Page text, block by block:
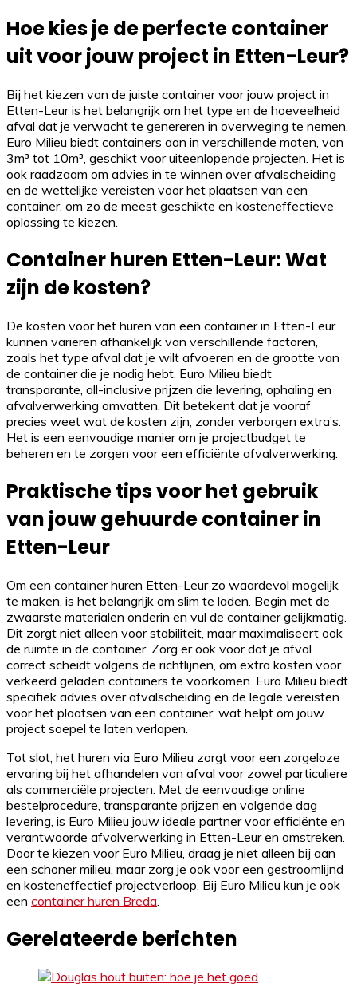
Hoe kies je de perfecte container
uit voor jouw project in Etten-Leur?
Bij het kiezen van de juiste container voor jouw project in
Etten-Leur is het belangrijk om het type en de hoeveelheid
afval dat je verwacht te genereren in overweging te nemen.
Euro Milieu biedt containers aan in verschillende maten, van
3m³ tot 10m³, geschikt voor uiteenlopende projecten. Het is
ook raadzaam om advies in te winnen over afvalscheiding
en de wettelijke vereisten voor het plaatsen van een
container, om zo de meest geschikte en kosteneffectieve
oplossing te kiezen.
Container huren Etten-Leur: Wat
zijn de kosten?
De kosten voor het huren van een container in Etten-Leur
kunnen variëren afhankelijk van verschillende factoren,
zoals het type afval dat je wilt afvoeren en de grootte van
de container die je nodig hebt. Euro Milieu biedt
transparante, all-inclusive prijzen die levering, ophaling en
afvalverwerking omvatten. Dit betekent dat je vooraf
precies weet wat de kosten zijn, zonder verborgen extra’s.
Het is een eenvoudige manier om je projectbudget te
beheren en te zorgen voor een efficiënte afvalverwerking.
Praktische tips voor het gebruik
van jouw gehuurde container in
Etten-Leur
Om een container huren Etten-Leur zo waardevol mogelijk
te maken, is het belangrijk om slim te laden. Begin met de
zwaarste materialen onderin en vul de container gelijkmatig.
Dit zorgt niet alleen voor stabiliteit, maar maximaliseert ook
de ruimte in de container. Zorg er ook voor dat je afval
correct scheidt volgens de richtlijnen, om extra kosten voor
verkeerd geladen containers te voorkomen. Euro Milieu biedt
specifiek advies over afvalscheiding en de legale vereisten
voor het plaatsen van een container, wat helpt om jouw
project soepel te laten verlopen.
Tot slot, het huren via Euro Milieu zorgt voor een zorgeloze
ervaring bij het afhandelen van afval voor zowel particuliere
als commerciële projecten. Met de eenvoudige online
bestelprocedure, transparante prijzen en volgende dag
levering, is Euro Milieu jouw ideale partner voor efficiënte en
verantwoorde afvalverwerking in Etten-Leur en omstreken.
Door te kiezen voor Euro Milieu, draag je niet alleen bij aan
een schoner milieu, maar zorg je ook voor een gestroomlijnd
en kosteneffectief projectverloop. Bij Euro Milieu kun je ook
een container huren Breda
Gerelateerde berichten